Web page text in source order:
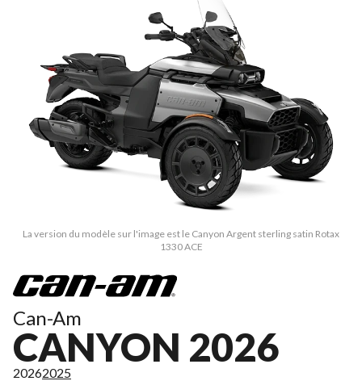
La version du modèle sur l'image est le Canyon Argent sterling satin Rotax
1330 ACE
Can-Am
CANYON 2026
20262025